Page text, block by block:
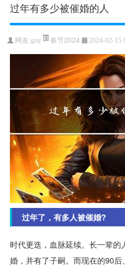
过年有多少被催婚的人
网友:gny 春节2024 2024-02-15
过年了，有多人被催婚?
时代更迭，血脉延续。长一辈
婚，并有了子嗣。而现在的90